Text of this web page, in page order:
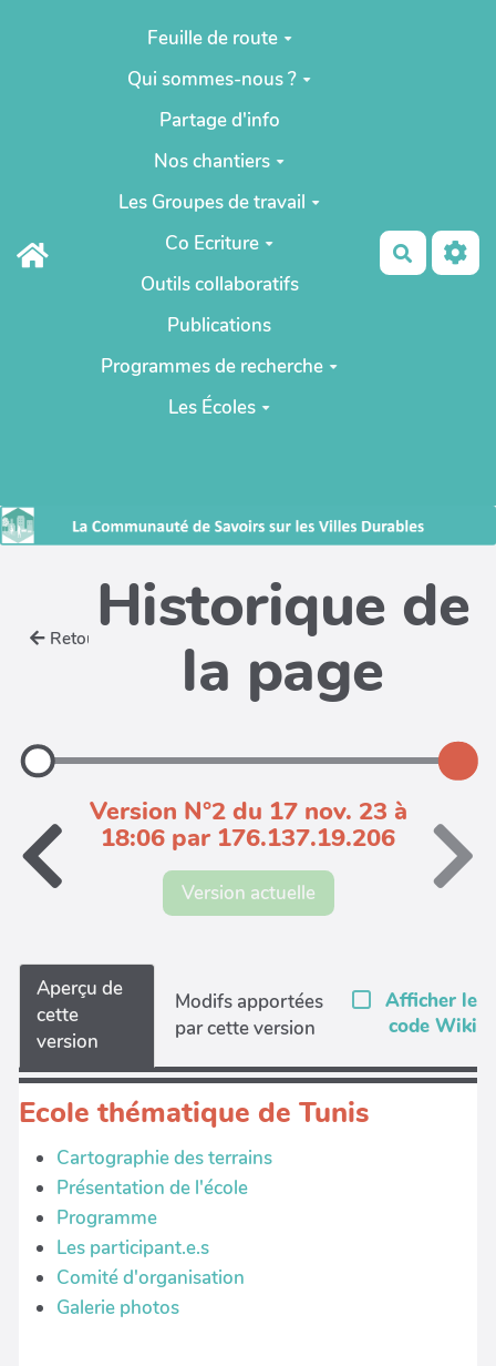
Aller au contenu principal
Feuille de route
Qui sommes-nous ?
Partage d'info
Nos chantiers
Les Groupes de travail
Co Ecriture
Outils collaboratifs
Publications
Programmes de recherche
Les Écoles
Retour Historique de
la page
Version N°2 du 17 nov. 23 à
18:06 par 176.137.19.206
Version actuelle
Aperçu de
cette
version
Modifs apportées
par cette version
Afficher le
code Wiki